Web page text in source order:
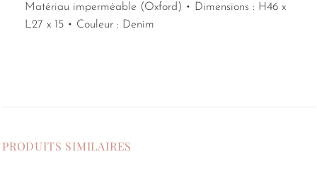
Matériau imperméable (Oxford) • Dimensions : H46 x
L27 x 15 • Couleur : Denim
PRODUITS SIMILAIRES